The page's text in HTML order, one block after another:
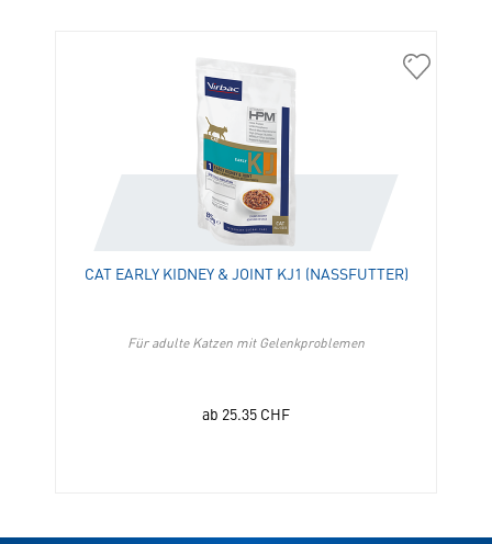
363014
CAT EARLY KIDNEY & JOINT KJ1 (NASSFUTTER)
Für adulte Katzen mit Gelenkproblemen
ab 25.35 CHF